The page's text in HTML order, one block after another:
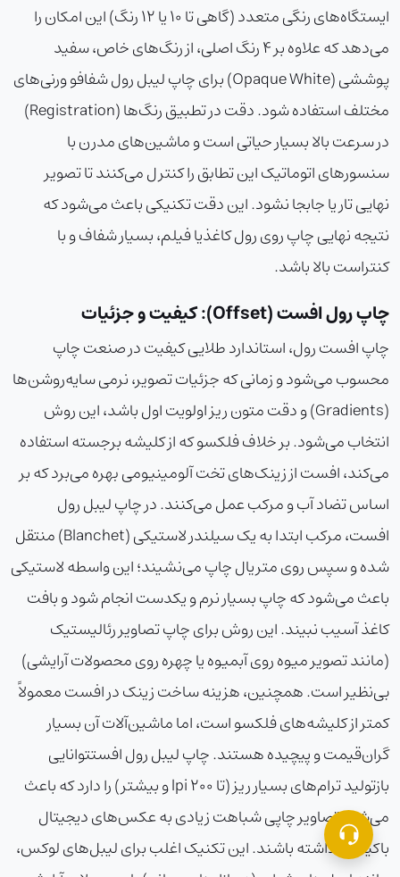
ایستگاه‌های رنگی متعدد (گاهی تا ۱۰ یا ۱۲ رنگ) این امکان را
می‌دهد که علاوه بر ۴ رنگ اصلی، از رنگ‌های خاص، سفید
پوششی (Opaque White) برای
چاپ لیبل رول شفافو ورنی‌های
مختلف استفاده شود. دقت در تطبیق رنگ‌ها (Registration)
در سرعت بالا بسیار حیاتی است و ماشین‌های مدرن با
سنسورهای اتوماتیک این تطابق را کنترل می‌کنند تا تصویر
نهایی تار یا جابجا نشود. این دقت تکنیکی باعث می‌شود که
نتیجه نهاییچاپ روی رول کاغذیا فیلم، بسیار شفاف و با
کنتراست بالا باشد.
چاپ رول افست (Offset): کیفیت و جزئیات
چاپ افست رول، استاندارد طلایی کیفیت در صنعت چاپ
محسوب می‌شود و زمانی که جزئیات تصویر، نرمی سایه‌روشن‌ها
(Gradients) و دقت متون ریز اولویت اول باشد، این روش
انتخاب می‌شود. بر خلاف فلکسو که از کلیشه برجسته استفاده
می‌کند، افست از زینک‌های تخت آلومینیومی بهره می‌برد که بر
اساس تضاد آب و مرکب عمل می‌کنند. درچاپ لیبل رول
افست
، مرکب ابتدا به یک سیلندر لاستیکی (Blanchet) منتقل
شده و سپس روی متریال چاپ می‌نشیند؛ این واسطه لاستیکی
باعث می‌شود که چاپ بسیار نرم و یکدست انجام شود و بافت
کاغذ آسیب نبیند. این روش برای چاپ تصاویر رئالیستیک
(مانند تصویر میوه روی آبمیوه یا چهره روی محصولات آرایشی)
بی‌نظیر است. همچنین، هزینه ساخت زینک در افست معمولاً
کمتر از کلیشه‌های فلکسو است، اما ماشین‌آلات آن بسیار
گران‌قیمت و پیچیده هستند.چاپ لیبل رول افستتوانایی
بازتولید ترام‌های بسیار ریز (تا ۲۰۰ lpi و بیشتر) را دارد که باعث
می‌شود تصاویر چاپی شباهت زیادی به عکس‌های دیجیتال
باکیفیت داشته باشند. این تکنیک اغلب برای لیبل‌های لوکس،